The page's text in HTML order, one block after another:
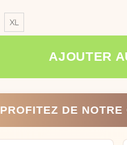
XL
AJOUTER
PROFITEZ DE